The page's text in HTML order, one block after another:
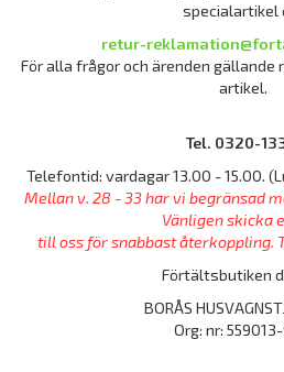
specialartikel
retur-
För alla frågor och ärenden gällande
artikel.
Tel. 0320-
Telefontid: vardagar 13.00 - 15.00.
Mellan v. 28 - 33 har vi begränsad
Vänligen skicka
till oss för snabbast återkoppling.
Förtältsbutiken
BORÅS
Org: nr: